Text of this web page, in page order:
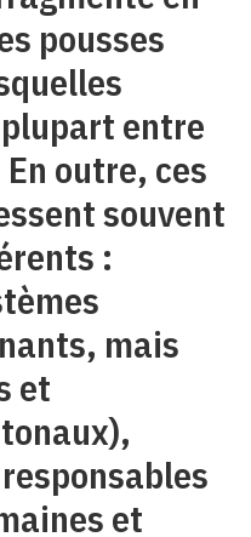
pousses
entre
outre, ces
souvent
:
mais
et
et